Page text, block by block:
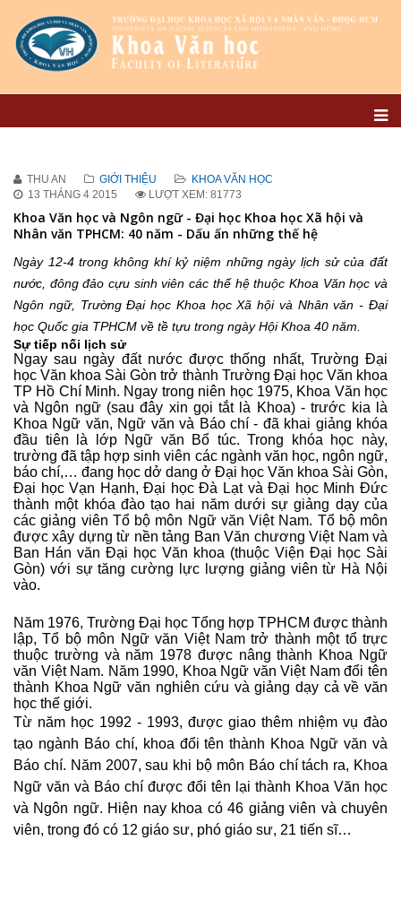
THU AN GIỚI THIỆU
KHOA VĂN HỌC
13 THÁNG 4 2015
LƯỢT XEM: 81773
Khoa Văn học và Ngôn ngữ - Đại học Khoa học Xã hội và
Nhân văn TPHCM: 40 năm - Dấu ấn những thế hệ
Ngày 12-4 trong không khí kỷ niệm những ngày lịch sử của đất
nước, đông đảo cựu sinh viên các thế hệ thuộc Khoa Văn học và
Ngôn ngữ, Trường Đại học Khoa học Xã hội và Nhân văn - Đại
học Quốc gia TPHCM về tề tựu trong ngày Hội Khoa 40 năm.
Sự tiếp nối lịch sử
Ngay sau ngày đất nước được thống nhất, Trường Đại
học Văn khoa Sài Gòn trở thành Trường Đại học Văn khoa
TP Hồ Chí Minh. Ngay trong niên học 1975, Khoa Văn học
và Ngôn ngữ (sau đây xin gọi tắt là Khoa) - trước kia là
Khoa Ngữ văn, Ngữ văn và Báo chí - đã khai giảng khóa
đầu tiên là lớp Ngữ văn Bổ túc. Trong khóa học này,
trường đã tập hợp sinh viên các ngành văn học, ngôn ngữ,
báo chí,… đang học dở dang ở Đại học Văn khoa Sài Gòn,
Đại học Vạn Hạnh, Đại học Đà Lạt và Đại học Minh Đức
thành một khóa đào tạo hai năm dưới sự giảng dạy của
các giảng viên Tổ bộ môn Ngữ văn Việt Nam. Tổ bộ môn
được xây dựng từ nền tảng Ban Văn chương Việt Nam và
Ban Hán văn Đại học Văn khoa (thuộc Viện Đại học Sài
Gòn) với sự tăng cường lực lượng giảng viên từ Hà Nội
vào.
Năm 1976, Trường Đại học Tổng hợp TPHCM được thành
lập, Tổ bộ môn Ngữ văn Việt Nam trở thành một tổ trực
thuộc trường và năm 1978 được nâng thành Khoa Ngữ
văn Việt Nam. Năm 1990, Khoa Ngữ văn Việt Nam đổi tên
thành Khoa Ngữ văn nghiên cứu và giảng dạy cả về văn
học thế giới.
Từ năm học 1992 - 1993, được giao thêm nhiệm vụ đào
tạo ngành Báo chí, khoa đổi tên thành Khoa Ngữ văn và
Báo chí. Năm 2007, sau khi bộ môn Báo chí tách ra, Khoa
Ngữ văn và Báo chí được đổi tên lại thành Khoa Văn học
và Ngôn ngữ. Hiện nay khoa có 46 giảng viên và chuyên
viên, trong đó có 12 giáo sư, phó giáo sư, 21 tiến sĩ…